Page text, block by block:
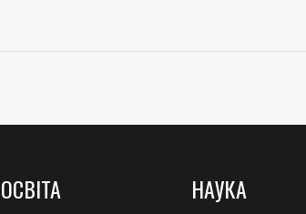
ОСВІТА НАУКА